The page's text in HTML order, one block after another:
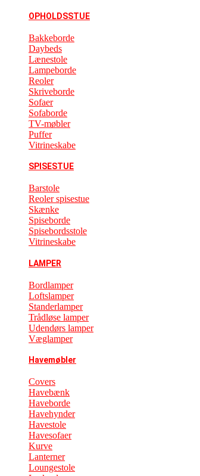
OPHOLDSSTUE
Bakkeborde
Daybeds
Lænestole
Lampeborde
Reoler
Skriveborde
Sofaer
Sofaborde
TV-møbler
Puffer
Vitrineskabe
SPISESTUE
Barstole
Reoler spisestue
Skænke
Spiseborde
Spisebordsstole
Vitrineskabe
LAMPER
Bordlamper
Loftslamper
Standerlamper
Trådløse lamper
Udendørs lamper
Væglamper
Havemøbler
Covers
Havebænk
Haveborde
Havehynder
Havestole
Havesofaer
Kurve
Lanterner
Loungestole